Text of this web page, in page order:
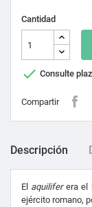
Cantidad
 Consulte
Compartir
Descripción
El aquiliferera el
ejército romano,